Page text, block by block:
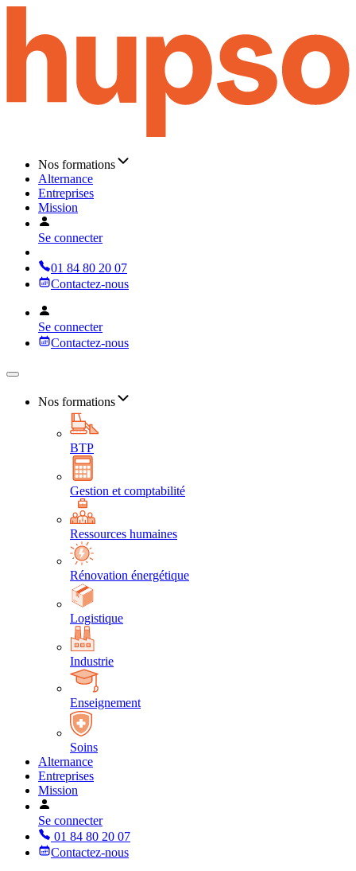
Nos formations
Alternance
Entreprises
Mission
Se connecter
01 84 80 20 07
Contactez-nous
Se connecter
Contactez-nous
Nos formations
BTP
Gestion et comptabilité
Ressources humaines
Rénovation énergétique
Logistique
Industrie
Enseignement
Soins
Alternance
Entreprises
Mission
Se connecter
01 84 80 20 07
Contactez-nous